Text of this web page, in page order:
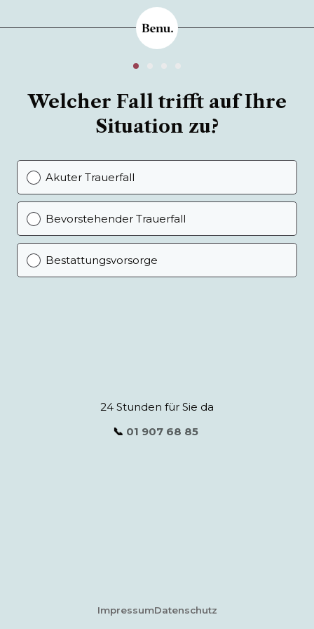
Welcher Fall trifft auf Ihre
Situation zu?
Akuter Trauerfall
Bevorstehender Trauerfall
Bestattungsvorsorge
24 Stunden für Sie da
📞 01 907 68 85
ImpressumDatenschutz